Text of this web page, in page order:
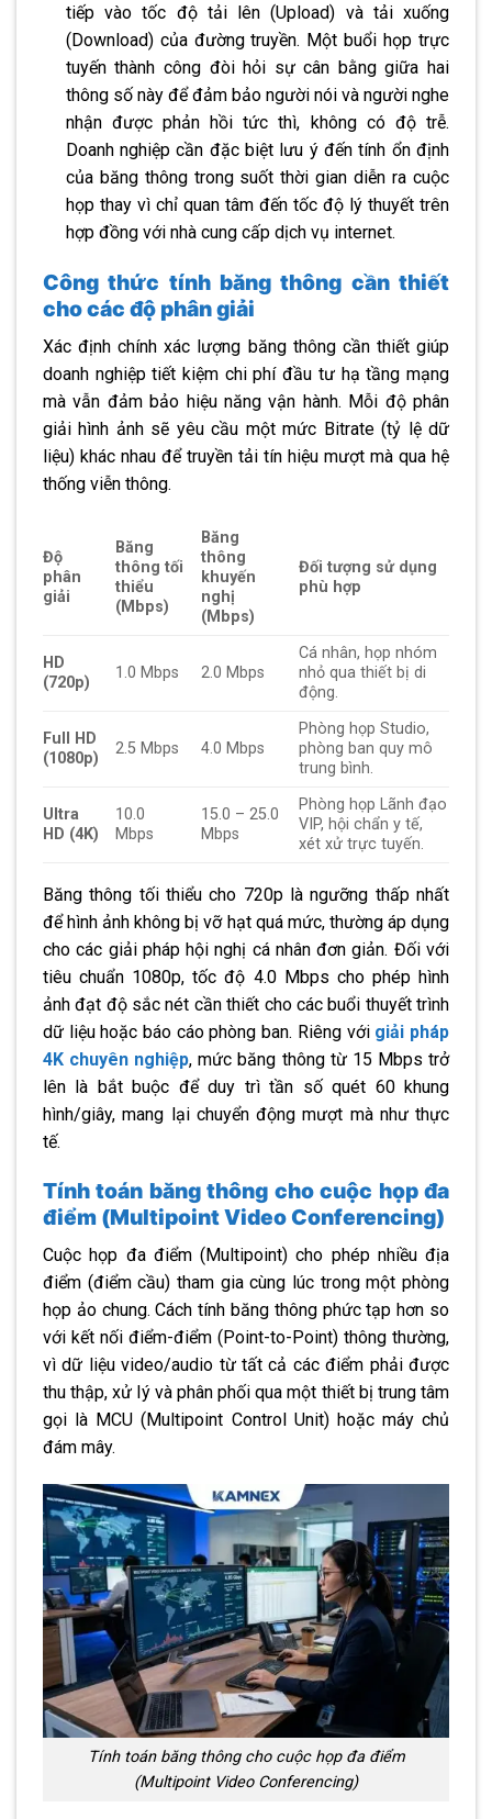
tiếp vào tốc độ tải lên (Upload) và tải xuống
(Download) của đường truyền. Một buổi họp trực
tuyến thành công đòi hỏi sự cân bằng giữa hai
thông số này để đảm bảo người nói và người nghe
nhận được phản hồi tức thì, không có độ trễ.
Doanh nghiệp cần đặc biệt lưu ý đến tính ổn định
của băng thông trong suốt thời gian diễn ra cuộc
họp thay vì chỉ quan tâm đến tốc độ lý thuyết trên
hợp đồng với nhà cung cấp dịch vụ internet.
Công thức tính băng thông cần thiết
cho các độ phân giải
Xác định chính xác lượng băng thông cần thiết giúp
doanh nghiệp tiết kiệm chi phí đầu tư hạ tầng mạng
mà vẫn đảm bảo hiệu năng vận hành. Mỗi độ phân
giải hình ảnh sẽ yêu cầu một mức Bitrate (tỷ lệ dữ
liệu) khác nhau để truyền tải tín hiệu mượt mà qua hệ
thống viễn thông.
Độ
phân
giải
Băng
thông tối
thiểu
(Mbps)
Băng
thông
khuyến
nghị
(Mbps)
Đối tượng sử dụng
phù hợp
HD
(720p)
1.0 Mbps 2.0 Mbps
Cá nhân, họp nhóm
nhỏ qua thiết bị di
động.
Full HD
(1080p)
2.5 Mbps 4.0 Mbps
Phòng họp Studio,
phòng ban quy mô
trung bình.
Ultra
HD (4K)
10.0
Mbps
15.0 – 25.0
Mbps
Phòng họp Lãnh đạo
VIP, hội chẩn y tế,
xét xử trực tuyến.
Băng thông tối thiểu cho 720p là ngưỡng thấp nhất
để hình ảnh không bị vỡ hạt quá mức, thường áp dụng
cho các giải pháp hội nghị cá nhân đơn giản. Đối với
tiêu chuẩn 1080p, tốc độ 4.0 Mbps cho phép hình
ảnh đạt độ sắc nét cần thiết cho các buổi thuyết trình
dữ liệu hoặc báo cáo phòng ban. Riêng với giải pháp
4K chuyên nghiệp, mức băng thông từ 15 Mbps trở
lên là bắt buộc để duy trì tần số quét 60 khung
hình/giây, mang lại chuyển động mượt mà như thực
tế.
Tính toán băng thông cho cuộc họp đa
điểm (Multipoint Video Conferencing)
Cuộc họp đa điểm (Multipoint) cho phép nhiều địa
điểm (điểm cầu) tham gia cùng lúc trong một phòng
họp ảo chung. Cách tính băng thông phức tạp hơn so
với kết nối điểm-điểm (Point-to-Point) thông thường,
vì dữ liệu video/audio từ tất cả các điểm phải được
thu thập, xử lý và phân phối qua một thiết bị trung tâm
gọi là MCU (Multipoint Control Unit) hoặc máy chủ
đám mây.
Tính toán băng thông cho cuộc họp đa điểm
(Multipoint Video Conferencing)